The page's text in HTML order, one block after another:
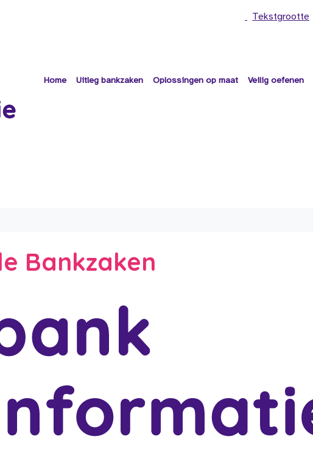
Tekstgrootte
Home Uitleg bankzaken Oplossingen op maat Veilig oefenen
Bankzaken